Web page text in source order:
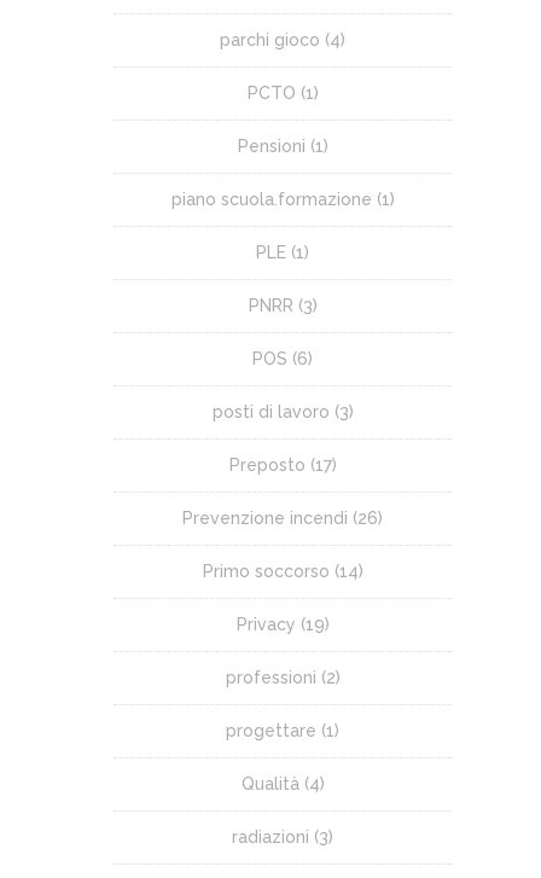
parchi gioco (4)
PCTO (1)
Pensioni (1)
piano scuola.formazione (1)
PLE (1)
PNRR (3)
POS (6)
posti di lavoro (3)
Preposto (17)
Prevenzione incendi (26)
Primo soccorso (14)
Privacy (19)
professioni (2)
progettare (1)
Qualità (4)
radiazioni (3)